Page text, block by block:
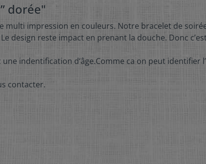
dorée"
impression en couleurs. Notre bracelet de
design reste impact en prenant la douche. Donc
indentification d‘âge.Comme ca on peut identifier
contacter.